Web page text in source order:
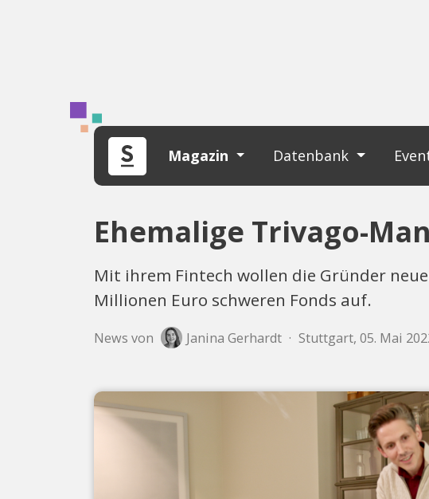
Magazin Datenbank
Ehemalige Trivago-
Mit ihrem Fintech wollen die Gründer
Millionen Euro schweren Fonds auf.
News von Janina Gerhardt · Stuttgart, 05. Mai